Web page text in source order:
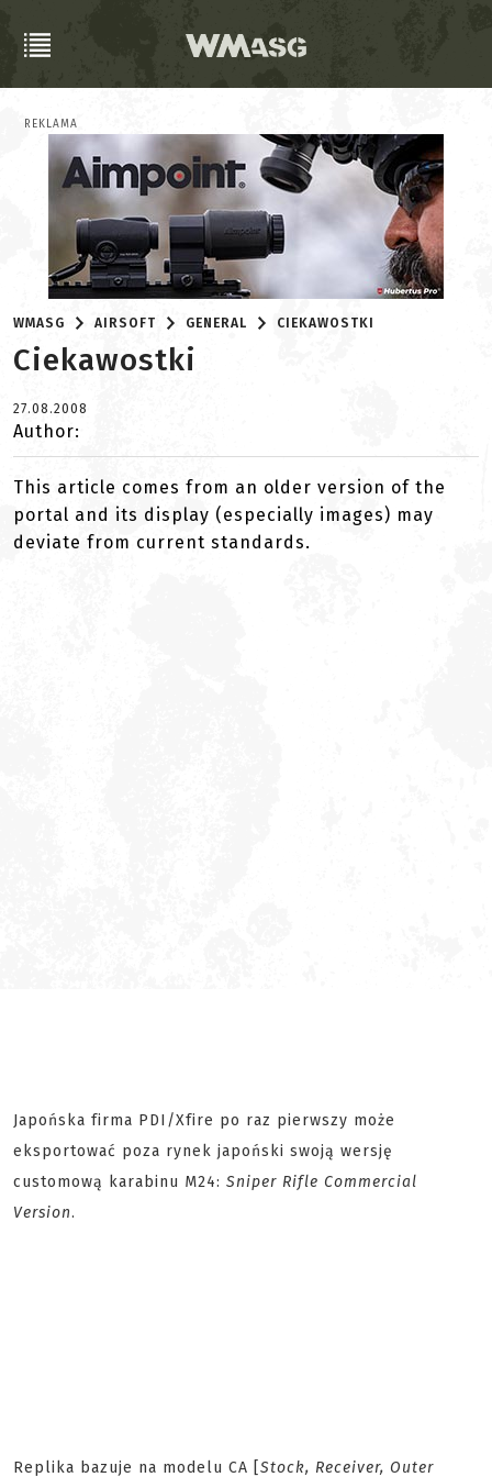
REKLAMA
WMASG AIRSOFT GENERAL CIEKAWOSTKI
Ciekawostki
27.08.2008
Author:
This article comes from an older version of the
portal and its display (especially images) may
deviate from current standards.
Japońska firma PDI/Xfire po raz pierwszy może
eksportować poza rynek japoński swoją wersję
customową karabinu M24: Sniper Rifle Commercial
Version.
Replika bazuje na modelu CA [Stock, Receiver, Outer